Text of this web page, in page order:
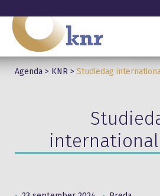
Agenda > KNR > Studiedag